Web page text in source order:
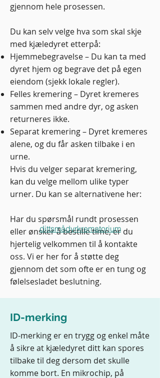
gjennom hele prosessen.
Du kan selv velge hva som skal skje
med kjæledyret etterpå:
Hjemmebegravelse – Du kan ta med
dyret hjem og begrave det på egen
eiendom (sjekk lokale regler).
Felles kremering – Dyret kremeres
sammen med andre dyr, og asken
returneres ikke.
Separat kremering – Dyret kremeres
alene, og du får asken tilbake i en
urne.
Hvis du velger separat kremering,
kan du velge mellom ulike typer
urner. Du kan se alternativene her:
Har du spørsmål rundt prosessen
eller ønsker å bestille time, er du
hjertelig velkommen til å kontakte
oss. Vi er her for å støtte deg
gjennom det som ofte er en tung og
følelsesladet beslutning.​​
dittsmådyrkrematorium
ID-merking
ID-merking er en trygg og enkel måte
å sikre at kjæledyret ditt kan spores
tilbake til deg dersom det skulle
komme bort. En mikrochip, på